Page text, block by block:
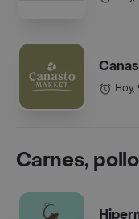
Hoy,
Carnes,